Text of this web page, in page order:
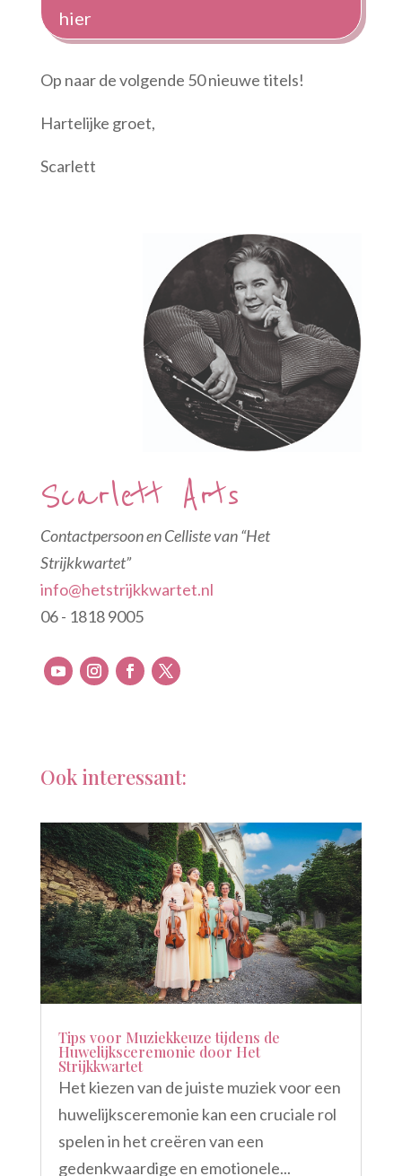
hier
Op naar de volgende 50 nieuwe titels!
Hartelijke groet,
Scarlett
Scarlett Arts
Contactpersoon en Celliste van “Het
Strijkkwartet”
info@hetstrijkkwartet.nl
06 - 1818 9005
Ook interessant:
Tips voor Muziekkeuze tijdens de
Huwelijksceremonie door Het
Strijkkwartet
Het kiezen van de juiste muziek voor een
huwelijksceremonie kan een cruciale rol
spelen in het creëren van een
gedenkwaardige en emotionele...